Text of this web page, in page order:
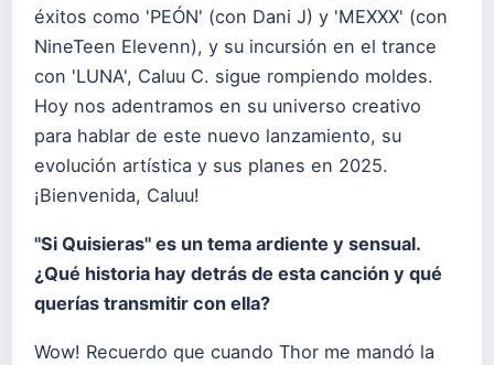
éxitos como 'PEÓN' (con Dani J) y 'MEXXX' (con
NineTeen Elevenn), y su incursión en el trance
con 'LUNA', Caluu C. sigue rompiendo moldes.
Hoy nos adentramos en su universo creativo
para hablar de este nuevo lanzamiento, su
evolución artística y sus planes en 2025.
¡Bienvenida, Caluu!
"Si Quisieras" es un tema ardiente y sensual.
¿Qué historia hay detrás de esta canción y qué
querías transmitir con ella?
Wow! Recuerdo que cuando Thor me mandó la